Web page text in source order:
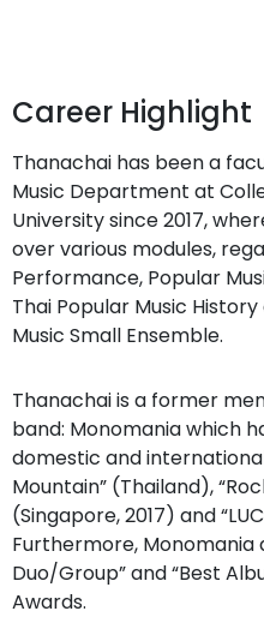
Career Highlight
Thanachai has been a
Music Department at
University since 2017,
over various modules,
Performance, Popular
Thai Popular Music
Music Small Ensemble.
Thanachai is a former
band: Monomania which
domestic and
Mountain” (Thailand),
(Singapore, 2017) and
Furthermore, Monomania
Duo/Group” and “Best
Awards.